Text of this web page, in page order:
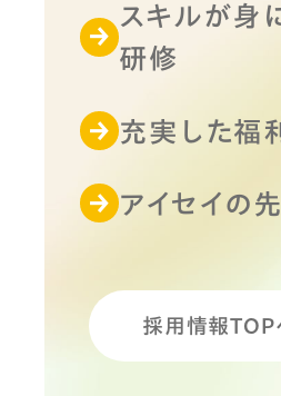
スキルが身
研修
充実した福
アイセイの
採用情報TOP